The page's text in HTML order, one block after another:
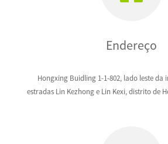
Endereço
Hongxing Buidling 1-1-802, lado leste da
estradas Lin Kezhong e Lin Kexi, distrito de